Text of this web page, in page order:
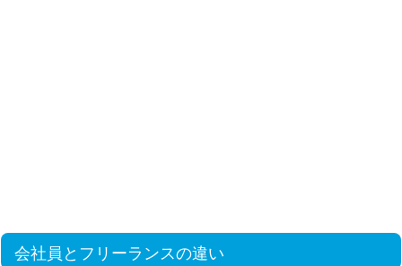
会社員とフリーランスの違い